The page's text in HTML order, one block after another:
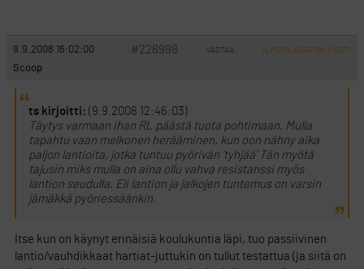
9.9.2008 16:02:00 #228998 VASTAA ILMOITA ASIATON VIESTI
Scoop
ts kirjoitti: (9.9.2008 12:46:03)
Täytys varmaan ihan RL päästä tuota pohtimaan. Mulla
tapahtu vaan melkonen herääminen, kun oon nähny aika
paljon lantioita, jotka tuntuu pyörivän ’tyhjää’ Tän myötä
tajusin miks mulla on aina ollu vahva resistanssi myös
lantion seudulla. Eli lantion ja jalkojen tuntemus on varsin
jämäkkä pyöriessäänkin.
Itse kun on käynyt erinäisiä koulukuntia läpi, tuo passiivinen
lantio/vauhdikkaat hartiat-juttukin on tullut testattua (ja siitä on